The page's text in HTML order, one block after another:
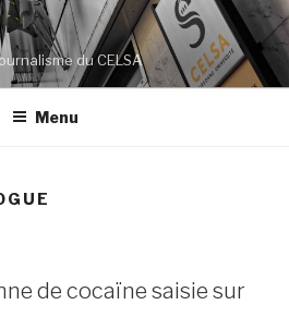
du CELSA
Menu
de cocaïne saisie sur